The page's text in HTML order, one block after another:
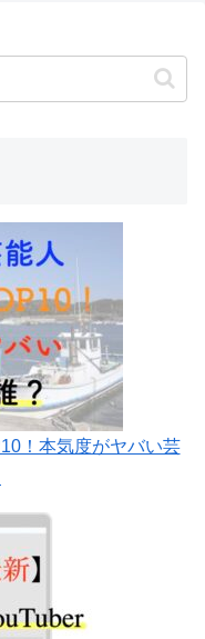
！本気度がヤバい芸